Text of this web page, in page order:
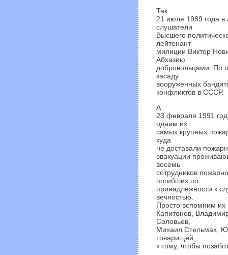
Так
21 июля 1989 года в
слушатели
Высшего
лейтенант
милиции Виктор
Абхазию
добровольцами. По
засаду
вооруженных
конфликтов в СССР.
А
23 февраля 1991
одним из
самых крупных
куда
не доставали
эвакуации
восемь
сотрудников
погибших по
принадлежности к
вечностью.
Просто вспомним их
Капитонов,
Соловьев,
Михаил Стельмах,
товарищей
к тому, чтобы